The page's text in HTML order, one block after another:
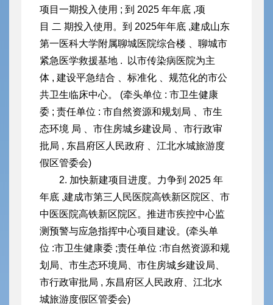
项目一期投入使用 ; 到 2025 年年底 ,项
目 二 期投入使用。到 2025年年底 ,建成山东
第一医科大学附属聊城医院综合楼 、聊城市
紧急医学救援基地 . 以市传染病医院为主
体 , 建设平急结合 、标准化 、规范化的市公
共卫生临床中心。 (牵头单位 : 市卫生健康
委 ; 责任单位 : 市自然资源和规划局 、市生
态环境 局 、市住房城乡建设局 、市行政审
批局 , 东昌府区人民政府 、江北水城旅游度
假区管委会)
2. 加快新建项目进度。力争到 2025 年
年底 ,建成市第三人民医院高铁新区院区、市
中医医院高铁新区院区。推进市疾控中心监
测预警与应急指挥中心项目建设。(牵头单
位 :市卫生健康委 ;责任单位 :市自然资源和规
划局、市生态环境局、市住房城乡建设局、
市行政审批局 , 东昌府区人民政府、江北水
城旅游度假区管委会)